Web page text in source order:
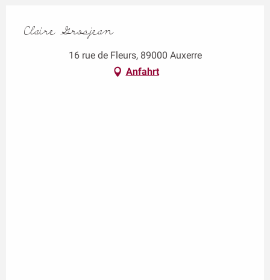
Claire Grosjean
16 rue de Fleurs, 89000 Auxerre
Anfahrt